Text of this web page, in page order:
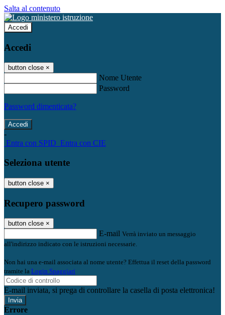
Salta al contenuto
Accedi
Accedi
button close ×
Nome Utente
Password
Password dimenticata?
-
Entra con SPID Entra con CIE
Seleziona utente
button close ×
Recupero password
button close ×
E-mail Verrà inviato un messaggio
all'indirizzo indicato con le istruzioni necessarie.
Non hai una e-mail associata al nome utente? Effettua il reset della password
tramite la Login Spaggiari
E-mail inviata, si prega di controllare la casella di posta elettronica!
Errore